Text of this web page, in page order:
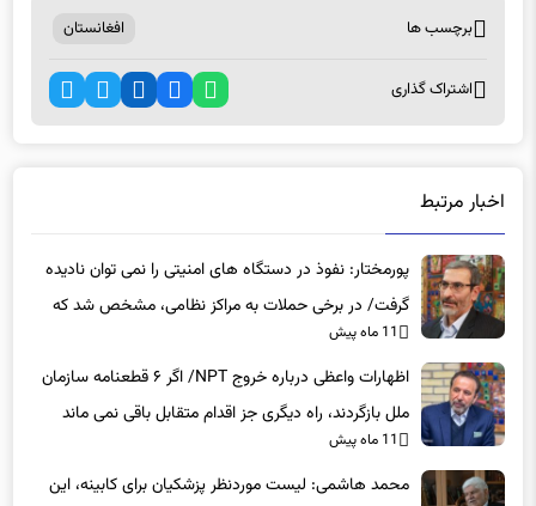
برچسب ها افغانستان
اشتراک گذاری
اخبار مرتبط
پورمختار: نفوذ در دستگاه های امنیتی را نمی توان نادیده
گرفت/ در برخی حملات به مراکز نظامی، مشخص شد که
عوامل نفوذی دخیل بوده‌اند
11 ماه پیش
اظهارات واعظی درباره خروج NPT/ اگر ۶ قطعنامه سازمان
ملل بازگردند، راه دیگری جز اقدام متقابل باقی نمی‌ ماند
11 ماه پیش
محمد هاشمی: لیست موردنظر پزشکیان برای کابینه، این